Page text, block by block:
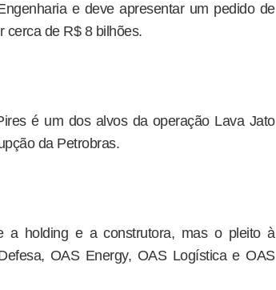
e deve apresentar um pedido de
cerca de R$ 8 bilhões.
é um dos alvos da operação Lava Jato
da Petrobras.
a holding e a construtora, mas o pleito à
OAS Energy, OAS Logística e OAS